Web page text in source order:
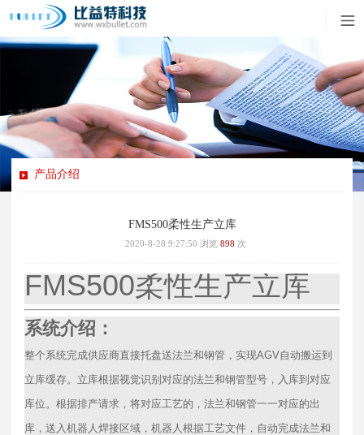
产品介绍
FMS500柔性生产立库
2020-8-28 9:27:50 浏览 898 次
FMS500柔性生产立库
系统介绍：
整个系统完成供应商直接托盘送法兰和钢管，实现AGV自动搬运到
立库缓存。立库根据视觉识别对应的法兰和钢管型号，入库到对应
库位。根据排产请求，将对应工艺的，法兰和钢管一一对应的出
库，送入机器人焊接区域，机器人根据工艺文件，自动完成法兰和